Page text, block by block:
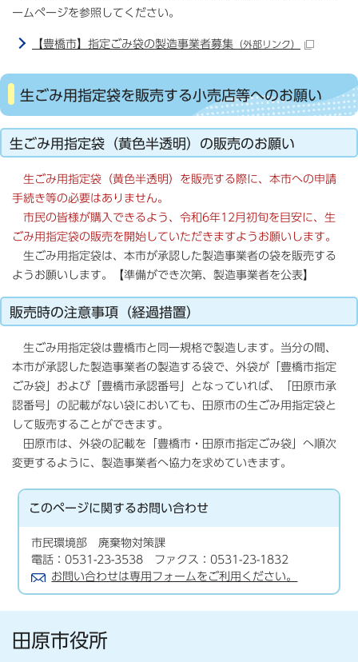
ームページを参照してください。
【豊橋市】指定ごみ袋の製造事業者募集 （外部リンク）
生ごみ用指定袋を販売する小売店等へのお願い
生ごみ用指定袋（黄色半透明）の販売のお願い
生ごみ用指定袋（黄色半透明）を販売する際に、本市への申請
手続き等の必要はありません。
市民の皆様が購入できるよう、令和6年12月初旬を目安に、生
ごみ用指定袋の販売を開始していただきますようお願いします。
生ごみ用指定袋は、本市が承認した製造事業者の袋を販売する
ようお願いします。【準備ができ次第、製造事業者を公表】
販売時の注意事項（経過措置）
生ごみ用指定袋は豊橋市と同一規格で製造します。当分の間、
本市が承認した製造事業者の製造する袋で、外袋が「豊橋市指定
ごみ袋」および「豊橋市承認番号」となっていれば、「田原市承
認番号」の記載がない袋においても、田原市の生ごみ用指定袋と
して販売することができます。
田原市は、外袋の記載を「豊橋市・田原市指定ごみ袋」へ順次
変更するように、製造事業者へ協力を求めていきます。
このページに関するお問い合わせ
市民環境部 廃棄物対策課
電話：0531-23-3538 ファクス：0531-23-1832
お問い合わせは専用フォームをご利用ください。
田原市役所